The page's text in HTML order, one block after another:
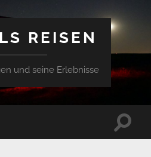
REISEN
und seine Erlebnisse